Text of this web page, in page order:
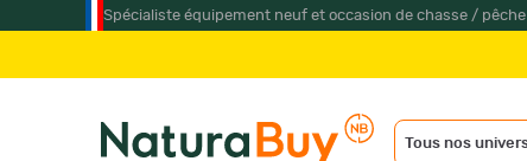
Spécialiste équipement neuf et occasion de chasse /
Tous nos